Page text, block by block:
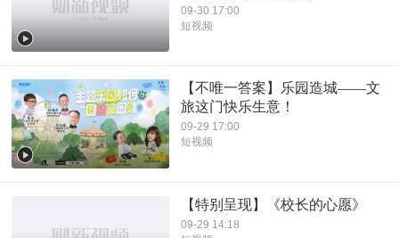
09-30 17:00
短视频
【不唯一答案】乐园造城——文
旅这门快乐生意！
09-29 17:00
短视频
【特别呈现】《校长的心愿》
09-29 14:18